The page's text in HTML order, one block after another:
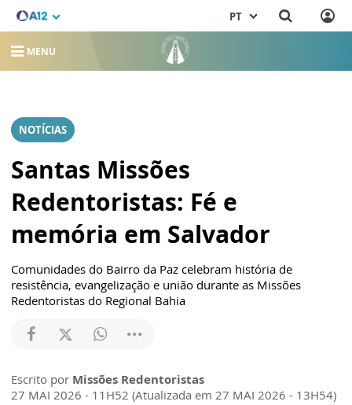
PT
MENU
NOTÍCIAS
Santas Missões
Redentoristas: Fé e
memória em Salvador
Comunidades do Bairro da Paz celebram história de
resistência, evangelização e união durante as Missões
Redentoristas do Regional Bahia
Escrito por Missões Redentoristas
27 MAI 2026 - 11H52 (Atualizada em 27 MAI 2026 - 13H54)